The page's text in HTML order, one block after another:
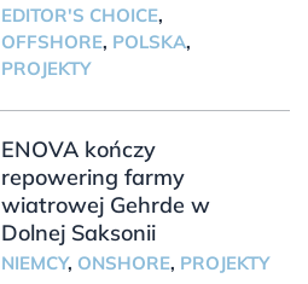
EDITOR'S CHOICE,
OFFSHORE, POLSKA,
PROJEKTY
ENOVA kończy
repowering farmy
wiatrowej Gehrde w
Dolnej Saksonii
NIEMCY, ONSHORE, PROJEKTY